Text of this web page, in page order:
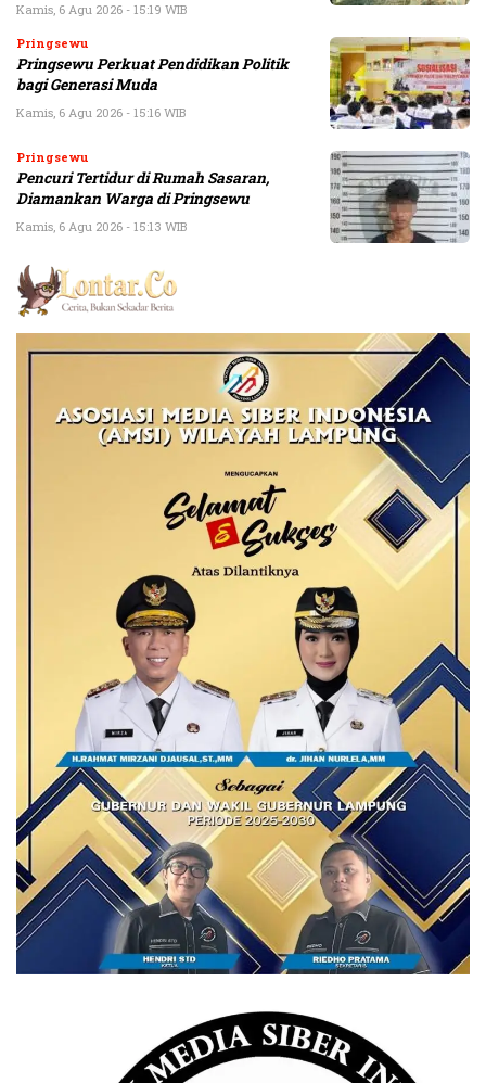
Kamis, 6 Agu 2026 - 15:19 WIB
Pringsewu
Pringsewu Perkuat Pendidikan Politik
bagi Generasi Muda
Kamis, 6 Agu 2026 - 15:16 WIB
Pringsewu
Pencuri Tertidur di Rumah Sasaran,
Diamankan Warga di Pringsewu
Kamis, 6 Agu 2026 - 15:13 WIB